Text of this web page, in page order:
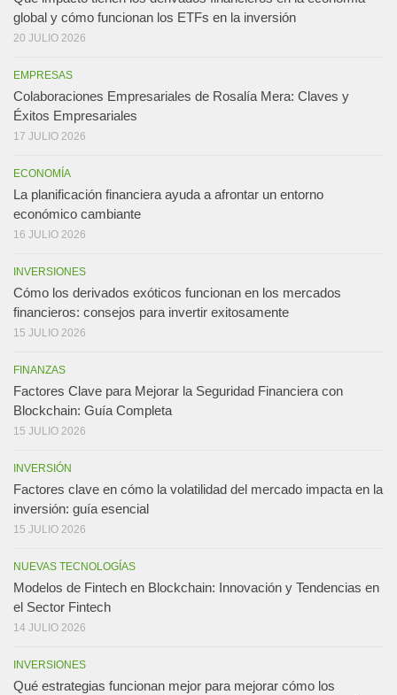
global y cómo funcionan los ETFs en la inversión
20 JULIO 2026
EMPRESAS
Colaboraciones Empresariales de Rosalía Mera: Claves y
Éxitos Empresariales
17 JULIO 2026
ECONOMÍA
La planificación financiera ayuda a afrontar un entorno
económico cambiante
16 JULIO 2026
INVERSIONES
Cómo los derivados exóticos funcionan en los mercados
financieros: consejos para invertir exitosamente
15 JULIO 2026
FINANZAS
Factores Clave para Mejorar la Seguridad Financiera con
Blockchain: Guía Completa
15 JULIO 2026
INVERSIÓN
Factores clave en cómo la volatilidad del mercado impacta en la
inversión: guía esencial
15 JULIO 2026
NUEVAS TECNOLOGÍAS
Modelos de Fintech en Blockchain: Innovación y Tendencias en
el Sector Fintech
14 JULIO 2026
INVERSIONES
Qué estrategias funcionan mejor para mejorar cómo los